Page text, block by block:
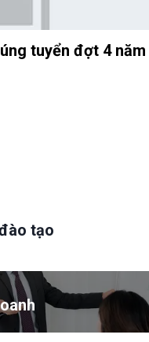
tuyển đợt 4 năm
tạo